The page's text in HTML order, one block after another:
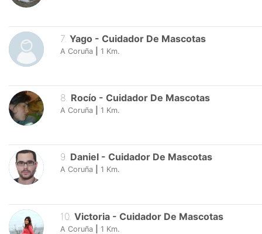
7. Yago - Cuidador De Mascotas
A Coruña 1 Km.
8. Rocío - Cuidador De Mascotas
A Coruña 1 Km.
9. Daniel - Cuidador De Mascotas
A Coruña 1 Km.
10. Victoria - Cuidador De Mascotas
A Coruña 1 Km.